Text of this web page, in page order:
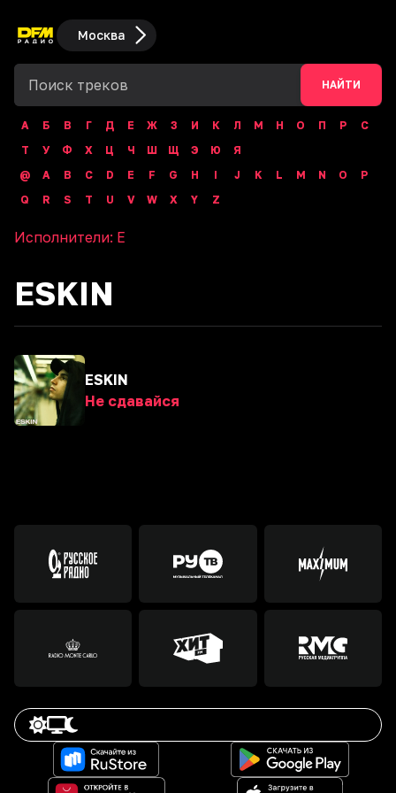
Москва
НАЙТИ
А Б В Г Д Е Ж З И К Л М Н О П Р
С
Т
У Ф Х Ц Ч Ш Щ Э Ю
Я
@
A B C D E F G H I J K L M N O
P
Q
R S T U V W X Y Z
Исполнители: E
ESKIN
ESKIN
Не сдавайся